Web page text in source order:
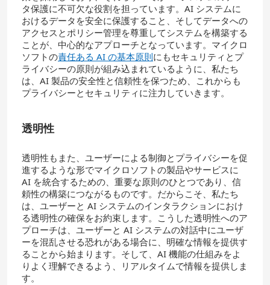
タ保護に不可欠な役割を担っています。AI システムに
おけるデータを安全に保護すること、そしてデータへの
アクセスとポリシー管理を尊重してシステムを構築する
ことが、中心的なアプローチとなっています。マイクロ
ソフトの責任ある AI の基本原則にもセキュリティとプ
ライバシーの原則が組み込まれているように、私たち
は、AI 製品の安全性と信頼性を保つため、これからも
プライバシーとセキュリティに注力していきます。
透明性
透明性もまた、ユーザーによる制御とプライバシーを促
進するような形でマイクロソフトの製品やサービスに
AI を統合するための、重要な原則のひとつであり、信
頼性の構築につながるものです。だからこそ、私たち
は、ユーザーと AI システムのインタラクションにおけ
る透明性の確保をお約束します。こうした透明性へのア
プローチは、ユーザーと AI システムの対話中にユーザ
ーを混乱させる恐れがある場合に、明確な情報を提供す
ることから始まります。そして、AI 機能の仕組みをよ
りよく理解できるよう、リアルタイムで情報を提供しま
す。